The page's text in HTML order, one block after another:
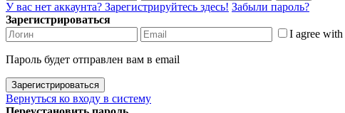
У вас нет аккаунта? Зарегистрируйтесь здесь! Забыли пароль?
Зарегистрироваться
I agree with
Пароль будет отправлен вам в email
Зарегистрироваться
Вернуться ко входу в систему